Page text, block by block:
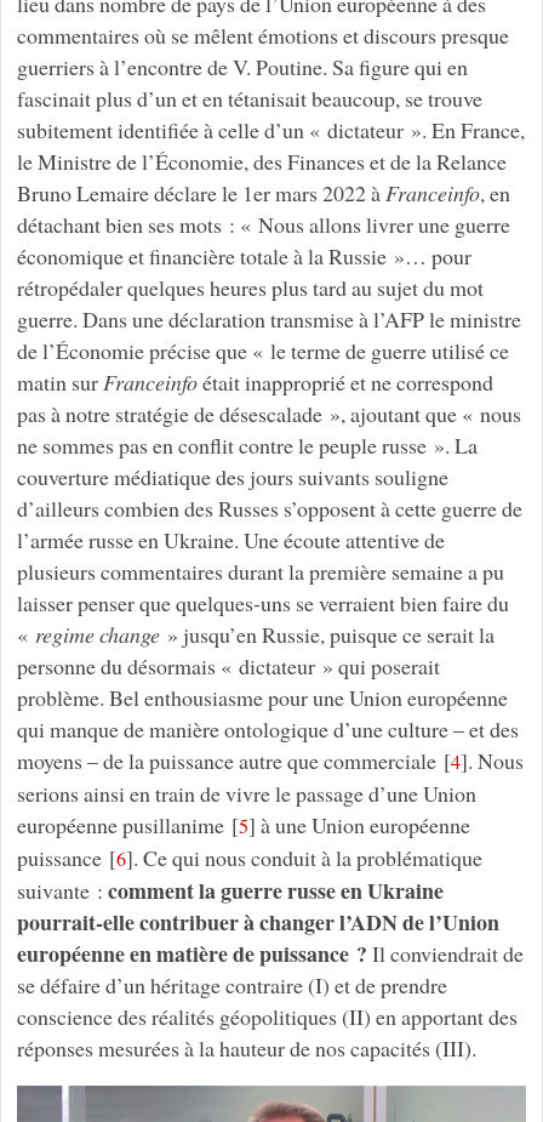
commentaires où se mêlent émotions et discours presque
guerriers à l’encontre de V. Poutine. Sa figure qui en
fascinait plus d’un et en tétanisait beaucoup, se trouve
subitement identifiée à celle d’un « dictateur ». En France,
le Ministre de l’Économie, des Finances et de la Relance
Bruno Lemaire déclare le 1er mars 2022 àFranceinfo, en
détachant bien ses mots : « Nous allons livrer une guerre
économique et financière totale à la Russie »… pour
rétropédaler quelques heures plus tard au sujet du mot
guerre. Dans une déclaration transmise à l’AFP le ministre
de l’Économie précise que « le terme de guerre utilisé ce
matin surFranceinfoétait inapproprié et ne correspond
pas à notre stratégie de désescalade », ajoutant que « nous
ne sommes pas en conflit contre le peuple russe ». La
couverture médiatique des jours suivants souligne
d’ailleurs combien des Russes s’opposent à cette guerre de
l’armée russe en Ukraine. Une écoute attentive de
plusieurs commentaires durant la première semaine a pu
laisser penser que quelques-uns se verraient bien faire du
« regime change» jusqu’en Russie, puisque ce serait la
personne du désormais « dictateur » qui poserait
problème. Bel enthousiasme pour une Union européenne
qui manque de manière ontologique d’une culture – et des
moyens – de la puissance autre que commerciale[4]. Nous
serions ainsi en train de vivre le passage d’une Union
européenne pusillanime[5] à une Union européenne
puissance[6]. Ce qui nous conduit à la problématique
suivante : comment la guerre russe en Ukraine
pourrait-elle contribuer à changer l’ADN de l’Union
européenne en matière de puissance ? Il conviendrait de
se défaire d’un héritage contraire (I) et de prendre
conscience des réalités géopolitiques (II) en apportant des
réponses mesurées à la hauteur de nos capacités (III).